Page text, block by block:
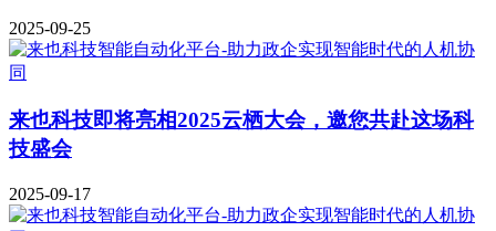
2025-09-25
来也科技即将亮相2025云栖大会，邀您共赴这场科
技盛会
2025-09-17